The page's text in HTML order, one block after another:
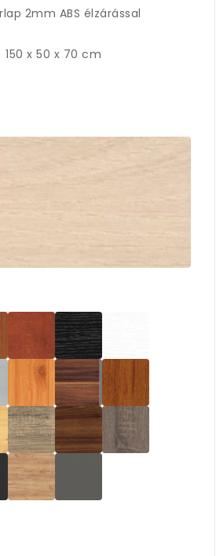
2mm ABS élzárással
150 x 50 x 70 cm